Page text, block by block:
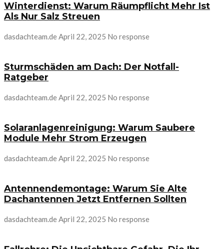
Winterdienst: Warum Räumpflicht Mehr Ist
Als Nur Salz Streuen
dasdachteam.deApril 22, 2025 No response
Sturmschäden am Dach: Der Notfall-
Ratgeber
dasdachteam.deApril 22, 2025 No response
Solaranlagenreinigung: Warum Saubere
Module Mehr Strom Erzeugen
dasdachteam.deApril 22, 2025 No response
Antennendemontage: Warum Sie Alte
Dachantennen Jetzt Entfernen Sollten
dasdachteam.deApril 22, 2025 No response